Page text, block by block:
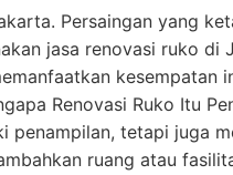
Persaingan yang
jasa renovasi ruko di
kesempatan
Renovasi Ruko Itu
penampilan, tetapi juga
ruang atau